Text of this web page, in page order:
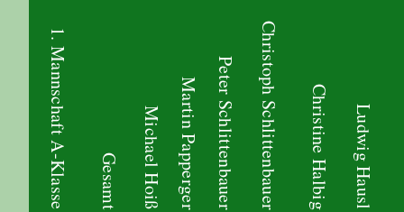
1. Mannschaft A-Klasse Gesamt Michael HoißMartin PappergerPeter SchlittenbauerChristoph Schlittenbauer Christine Halbig Ludwig Hausl